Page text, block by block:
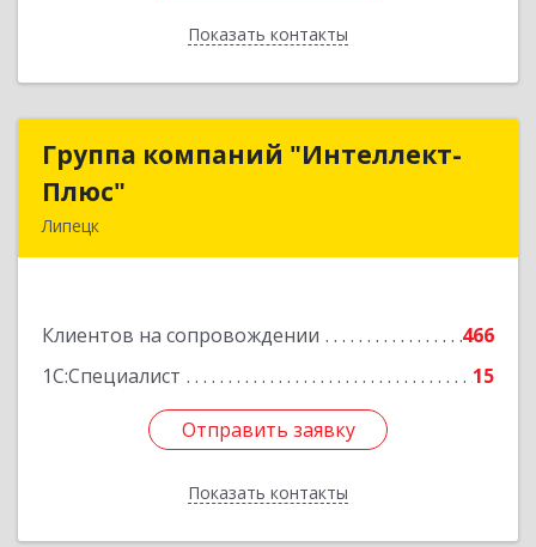
Показать контакты
Назад
Группа компаний "Интеллект-
Плюс"
Липецк
Клиентов на сопровождении
466
1С:Специалист
15
Отправить заявку
Показать контакты
Группа компаний "Интеллект-
Подробнее
Отправить заявку
Назад